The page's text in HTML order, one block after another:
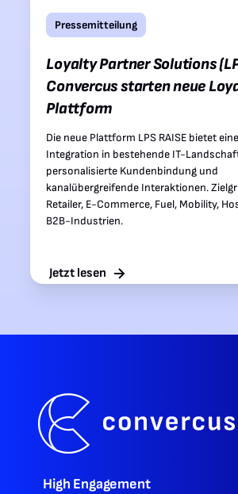
Pressemitteilung
Loyalty Partner Solutions
Convercus starten neue
Plattform
Die neue Plattform LPS RAISE bietet
Integration in bestehende IT-
personalisierte Kundenbindung und
kanalübergreifende Interaktionen.
Retailer, E-Commerce, Fuel, Mobility,
B2B-Industrien.
Jetzt lesen
High Engagement